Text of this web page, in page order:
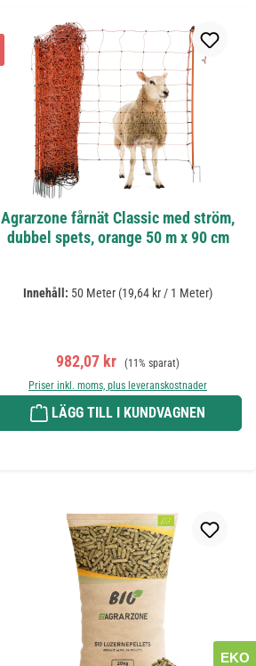
Agrarzone fårnät Classic med ström,
dubbel spets, orange 50 m x 90 cm
Innehåll: 50 Meter (19,64 kr / 1 Meter)
Försäljningspris:
982,07 kr Ordinarie pris:
(11% sparat)
Priser inkl. moms, plus leveranskostnader
LÄGG TILL I KUNDVAGNEN
EKO